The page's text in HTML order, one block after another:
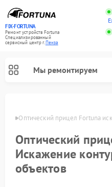
FIX-FORTUNA
Ремонт устройств Fortuna
Специализированный
cервисный центр г.Пенза
Мы ремонтируем
Оптический прицел Fortuna
Оптический
Искажение
объектов